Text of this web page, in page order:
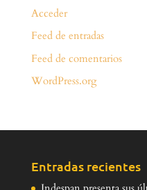
Acceder
Feed de entradas
Feed de comentarios
WordPress.org
Entradas recientes